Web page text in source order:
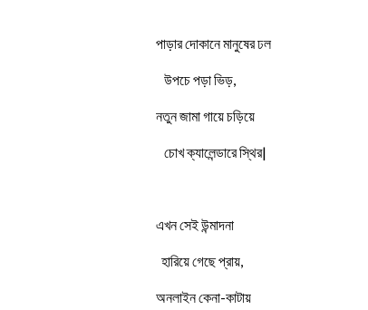
পাড়ার দোকানে মানুষের ঢল
উপচে পড়া ভিড়,
নতুন জামা গায়ে চড়িয়ে
চোখ ক্যালেন্ডারে স্থির|
এখন সেই উন্মাদনা
হারিয়ে গেছে প্রায়,
অনলাইন কেনা-কাটায়